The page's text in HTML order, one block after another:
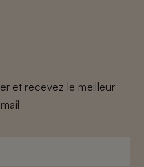
et recevez le meilleur